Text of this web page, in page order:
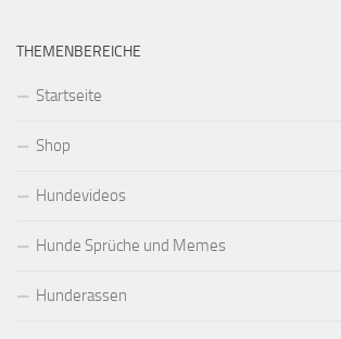
THEMENBEREICHE
Startseite
Shop
Hundevideos
Hunde Sprüche und Memes
Hunderassen